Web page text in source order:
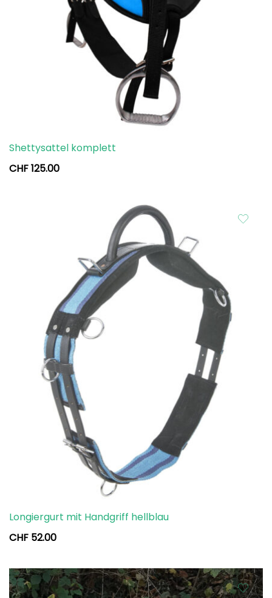
Shettysattel komplett
CHF125.00
Longiergurt mit Handgriff hellblau
CHF 52.00